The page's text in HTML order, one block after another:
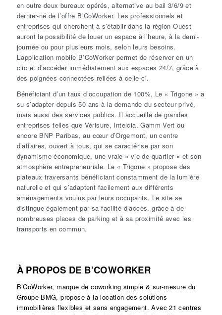
en outre deux bureaux opérés, alternative au bail 3/6/9 et
dernier-né de l’offre B’CoWorker. Les professionnels et
entreprises qui cherchent à s’établir dans la région Ouest
auront la possibilité de louer un espace à l’heure, à la demi-
journée ou pour plusieurs mois, selon leurs besoins.
L’application mobile B’CoWorker permet de réserver en un
clic et d’accéder immédiatement aux espaces 24/7, grâce à
des poignées connectées reliées à celle-ci.
Bénéficiant d’un taux d’occupation de 100%, Le « Trigone » a
su s’adapter depuis 50 ans à la demande du secteur privé,
mais aussi des services publics. Il accueille de grandes
entreprises telles que Vérisure, Intelcia, Gamm Vert ou
encore BNP Paribas, au cœur d’Orgemont, un centre
d’affaires, ouvert à tous, qui se caractérise par son
dynamisme économique, une vraie « vie de quartier » et son
atmosphère entrepreneuriale. Le « Trigone » propose des
plateaux traversants bénéficiant constamment de la lumière
naturelle et qui s’adaptent facilement aux différents
aménagements voulus par leurs occupants. Le site se
distingue également par sa facilité d’accès, grâce à de
nombreuses places de parking et à sa proximité avec les
transports en commun.
À PROPOS DE B’COWORKER
B’CoWorker, marque de coworking simple & sur-mesure du
Groupe BMG, propose à la location des solutions
immobilières flexibles et sans engagement. Avec 21 centres